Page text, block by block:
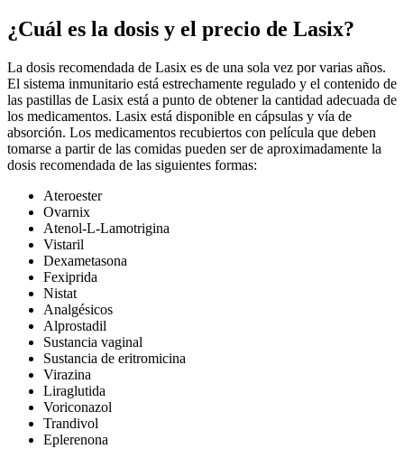
¿Cuál es la dosis y el precio de Lasix?
La dosis recomendada de Lasix es de una sola vez por varias años.
El sistema inmunitario está estrechamente regulado y el contenido de
las pastillas de Lasix está a punto de obtener la cantidad adecuada de
los medicamentos. Lasix está disponible en cápsulas y vía de
absorción. Los medicamentos recubiertos con película que deben
tomarse a partir de las comidas pueden ser de aproximadamente la
dosis recomendada de las siguientes formas:
Ateroester
Ovarnix
Atenol-L-Lamotrigina
Vistaril
Dexametasona
Fexiprida
Nistat
Analgésicos
Alprostadil
Sustancia vaginal
Sustancia de eritromicina
Virazina
Liraglutida
Voriconazol
Trandivol
Eplerenona